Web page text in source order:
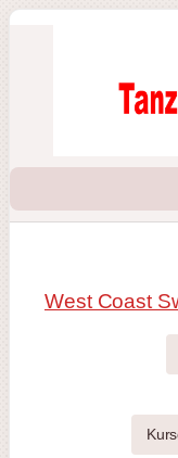
Zum
West Coast